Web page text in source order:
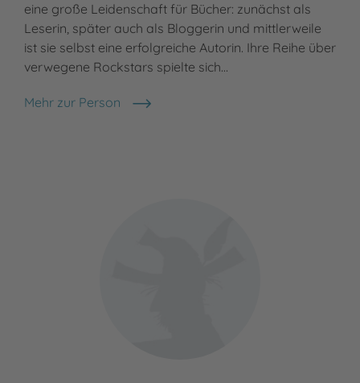
eine große Leidenschaft für Bücher: zunächst als
Leserin, später auch als Bloggerin und mittlerweile
ist sie selbst eine erfolgreiche Autorin. Ihre Reihe über
verwegene Rockstars spielte sich…
Mehr zur Person
Teresa Sporrer